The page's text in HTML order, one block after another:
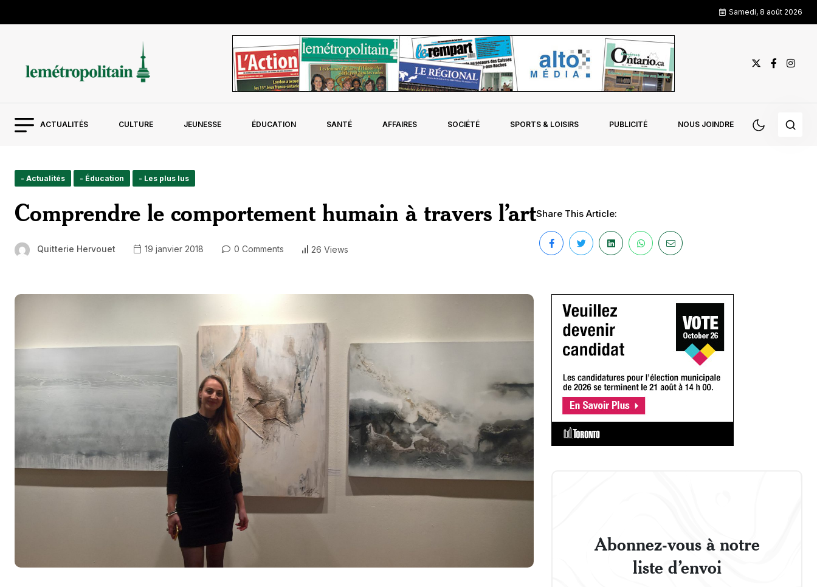
Samedi, 8 août 2026
ACTUALITÉS CULTURE JEUNESSE ÉDUCATION SANTÉ AFFAIRES SOCIÉTÉ SPORTS & LOISIRS PUBLICITÉ NOUS JOINDRE
- Actualités - Éducation - Les plus lus
Comprendre le comportement humain à travers l’art
Quitterie Hervouet 19 janvier 2018 0 Comments 26 Views
Share This Article:
Abonnez-vous à notre
liste d’envoi